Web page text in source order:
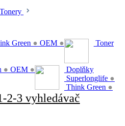
Green ● OEM ● Toner
● OEM ●
Doplňky
Superlonglife ●
Think Green ●
2-3 vyhledávač